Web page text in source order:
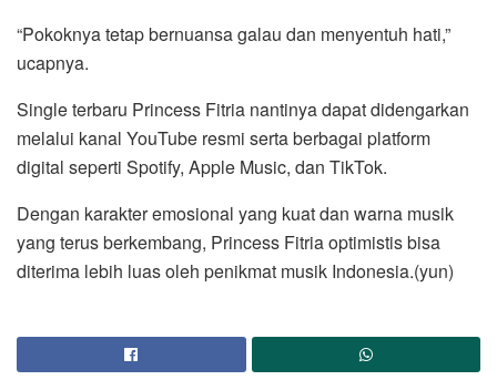
“Pokoknya tetap bernuansa galau dan menyentuh hati,”
ucapnya.
Single terbaru Princess Fitria nantinya dapat didengarkan
melalui kanal YouTube resmi serta berbagai platform
digital seperti Spotify, Apple Music, dan TikTok.
Dengan karakter emosional yang kuat dan warna musik
yang terus berkembang, Princess Fitria optimistis bisa
diterima lebih luas oleh penikmat musik Indonesia.(yun)